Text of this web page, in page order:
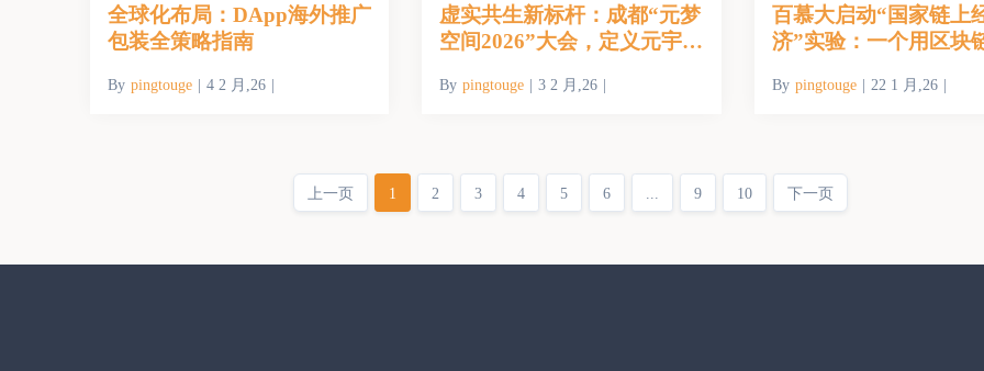
全球化布局：DApp海外推广
包装全策略指南
By pingtouge | 4 2 月,26 |
虚实共生新标杆：成都“元梦
空间2026”大会，定义元宇宙
By pingtouge | 3 2 月,26 |
百慕大启动“国家链上
济”实验：一个用区块
By pingtouge | 22 1 月,26 |
上一页 1 2 3 4 5 6 9 10 下一页